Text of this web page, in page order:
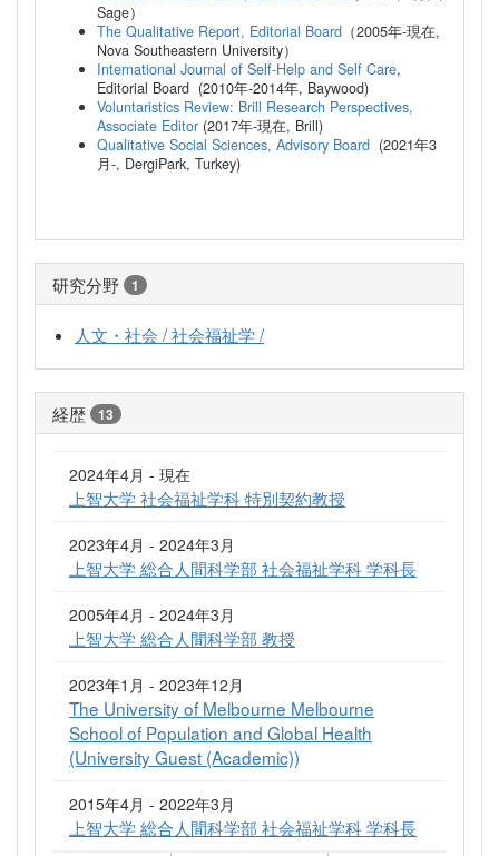
Sage）
The Qualitative Report, Editorial Board （2005年-現在,
Nova Southeastern University）
International Journal of Self-Help and Self Care,
Editorial Board (2010年-2014年, Baywood)
Voluntaristics Review: Brill Research Perspectives,
Associate Editor (2017年-現在, Brill)
Qualitative Social Sciences, Advisory Board (2021年3
月-, DergiPark, Turkey)
研究分野 1
人文・社会 / 社会福祉学 /
経歴 13
2024年4月 - 現在
上智大学 社会福祉学科 特別契約教授
2023年4月 - 2024年3月
上智大学 総合人間科学部 社会福祉学科 学科長
2005年4月 - 2024年3月
上智大学 総合人間科学部 教授
2023年1月 - 2023年12月
The University of Melbourne Melbourne
School of Population and Global Health
(University Guest (Academic))
2015年4月 - 2022年3月
上智大学 総合人間科学部 社会福祉学科 学科長